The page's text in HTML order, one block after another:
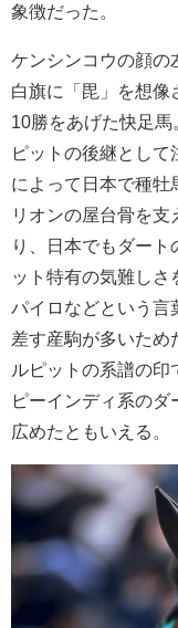
象徴だった。
ケンシンコウの顔の
白旗に「毘」を想像
10勝をあげた快足
ピットの後継とし
によって日本で種牡
リオンの屋台骨を
り、日本でもダー
ット特有の気難し
パイロなどという言
差す産駒が多いため
ルピットの系譜の
ピーインディ系の
広めたともいえる。